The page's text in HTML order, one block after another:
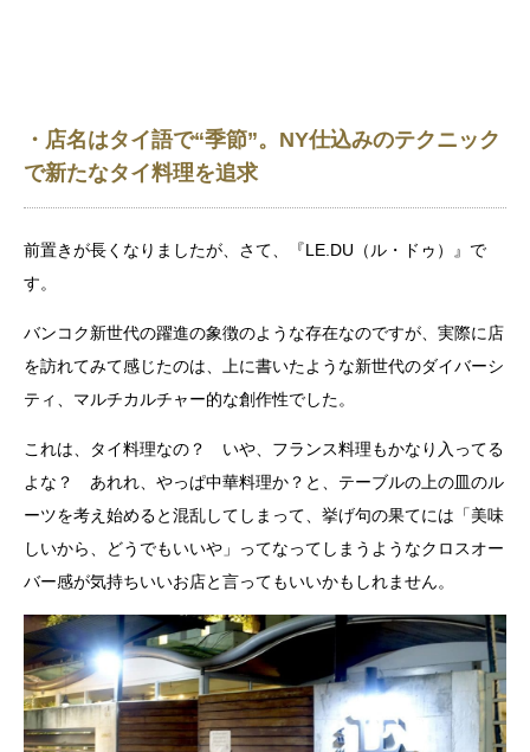
・店名はタイ語で“季節”。NY仕込みのテクニック
で新たなタイ料理を追求
前置きが長くなりましたが、さて、『LE.DU（ル・ドゥ）』で
す。
バンコク新世代の躍進の象徴のような存在なのですが、実際に店
を訪れてみて感じたのは、上に書いたような新世代のダイバーシ
ティ、マルチカルチャー的な創作性でした。
これは、タイ料理なの？ いや、フランス料理もかなり入ってる
よな？ あれれ、やっぱ中華料理か？と、テーブルの上の皿のル
ーツを考え始めると混乱してしまって、挙げ句の果てには「美味
しいから、どうでもいいや」ってなってしまうようなクロスオー
バー感が気持ちいいお店と言ってもいいかもしれません。